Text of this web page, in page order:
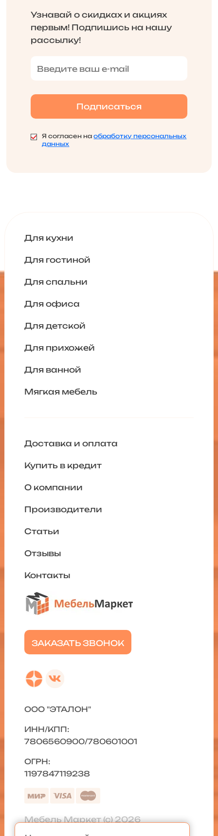
Узнавай о скидках и акциях
первым! Подпишись на нашу
рассылку!
Я согласен наобработку персональных
данных
Для кухни
Для гостиной
Для спальни
Для офиса
Для детской
Для прихожей
Для ванной
Мягкая мебель
ЗАКАЗАТЬ ЗВОНОК
Доставка и оплата
Купить в кредит
О компании
Производители
Статьи
Отзывы
Контакты
ООО "ЭТАЛОН"
ИНН/КПП:
7806560900/780601001
ОГРН:
1197847119238
Мебель Маркет (с) 2026